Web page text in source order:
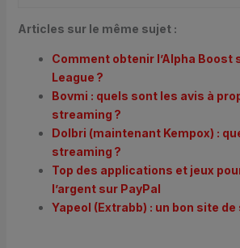
Articles sur le même sujet :
Comment obtenir l’Alpha Boost
League ?
Bovmi : quels sont les avis à
streaming ?
Dolbri (maintenant Kempox) :
streaming ?
Top des applications et jeux
l’argent sur PayPal
Yapeol (Extrabb) : un bon site